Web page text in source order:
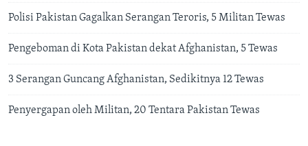
Polisi Pakistan Gagalkan Serangan Teroris, 5 Militan Tewas
Pengeboman di Kota Pakistan dekat Afghanistan, 5 Tewas
3 Serangan Guncang Afghanistan, Sedikitnya 12 Tewas
Penyergapan oleh Militan, 20 Tentara Pakistan Tewas